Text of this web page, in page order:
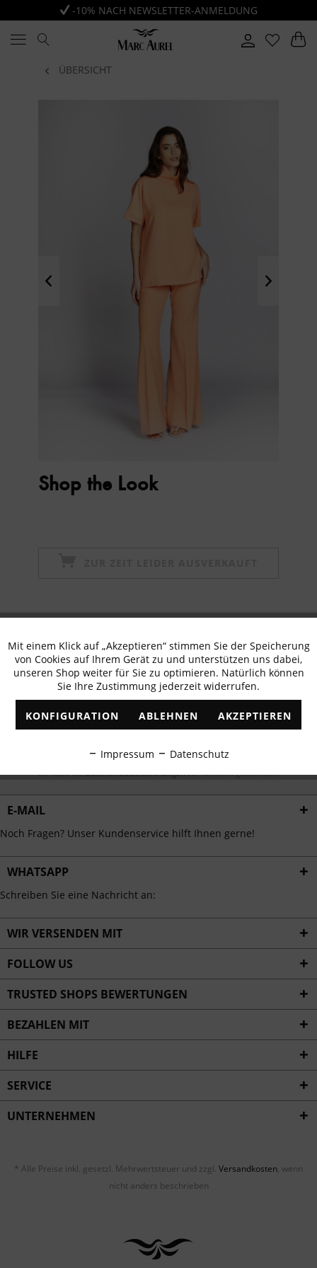
-10% NACH NEWSLETTER-ANMELDUNG
ÜBERSICHT
Shop the Look
erhalten
✓ Exklusive Angebote ✓ Die aktuellsten Trends
ABONNIEREN
Ich habe dieDatenschutzbestimmungenzur Kenntnis genommen.
E-MAIL
Noch Fragen? Unser Kundenservice hilft Ihnen gerne!
WHATSAPP
Schreiben Sie eine Nachricht an:
WIR VERSENDEN MIT
FOLLOW US
TRUSTED SHOPS BEWERTUNGEN
BEZAHLEN MIT
HILFE
SERVICE
UNTERNEHMEN
* Alle Preise inkl. gesetzl. Mehrwertsteuer und zzgl. Versandkosten, wenn
nicht anders beschrieben
Funktionale Aktiv
Marketing Inaktiv
Tracking Inaktiv
Personalisierung Inaktiv
Mit einem Klick auf „Akzeptieren“ stimmen Sie der Speicherung
von Cookies auf Ihrem Gerät zu und unterstützen uns dabei,
unseren Shop weiter für Sie zu optimieren. Natürlich können
Sie Ihre Zustimmung jederzeit widerrufen.
KONFIGURATION ABLEHNEN AKZEPTIEREN
Impressum Datenschutz